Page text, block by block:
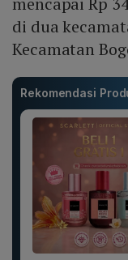
di dua
Kecamatan
Rekomendasi